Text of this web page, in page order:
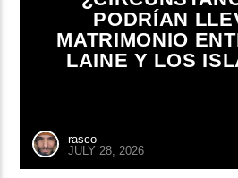
PODRÍAN
MATRIMONIO
LAINE Y LOS
rasco
JULY 28, 2026